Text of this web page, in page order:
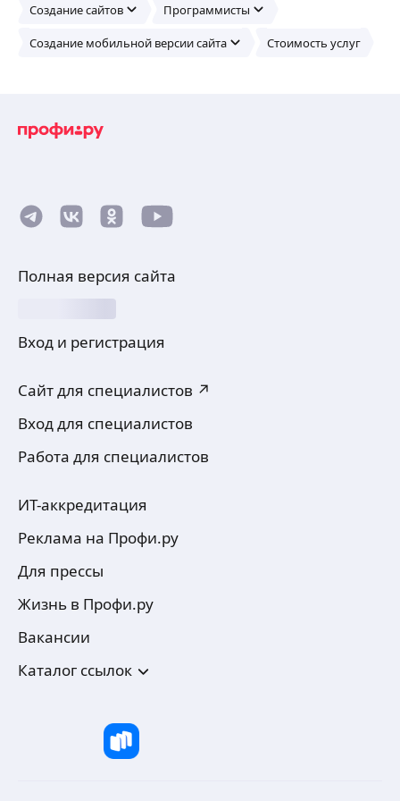
Создание сайтов Программисты
Создание мобильной версии сайта Стоимость услуг
Полная версия сайта
Вход и регистрация
Сайт для специалистов ↗
Вход для специалистов
Работа для специалистов
ИТ-аккредитация
Реклама на Профи.ру
Для прессы
Жизнь в Профи.ру
Вакансии
Каталог ссылок